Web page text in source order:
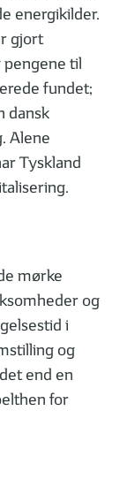
energikilder.
gjort
til
fundet;
dansk
Alene
Tyskland
mørke
og
i
og
end en
for